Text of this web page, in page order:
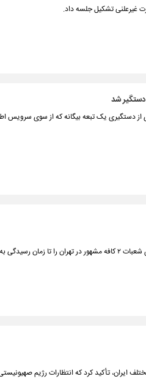
غیرعلنی تشکیل جلسه داد.
شد
از دستگیری یک تبعه بیگانه که از سوی سرویس
مرکز رسانه قوه قضاییه اعلام‌کرد: دادستانی تهران در دستوری شعبات ۲ کافه مشهور در تهران را
ایران، تأکید کرد که انتظارات رژیم